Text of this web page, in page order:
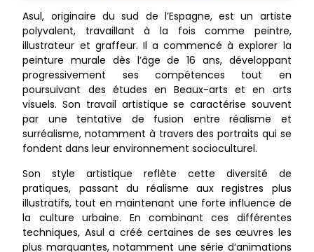
Asul, originaire du sud de l’Espagne, est un artiste
polyvalent, travaillant à la fois comme peintre,
illustrateur et graffeur. Il a commencé à explorer la
peinture murale dès l’âge de 16 ans, développant
progressivement ses compétences tout en
poursuivant des études en Beaux-arts et en arts
visuels. Son travail artistique se caractérise souvent
par une tentative de fusion entre réalisme et
surréalisme, notamment à travers des portraits qui se
fondent dans leur environnement socioculturel.
Son style artistique reflète cette diversité de
pratiques, passant du réalisme aux registres plus
illustratifs, tout en maintenant une forte influence de
la culture urbaine. En combinant ces différentes
techniques, Asul a créé certaines de ses œuvres les
plus marquantes, notamment une série d’animations